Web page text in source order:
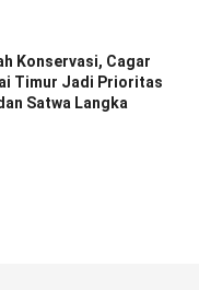
Konservasi, Cagar
Timur Jadi Prioritas
Satwa Langka